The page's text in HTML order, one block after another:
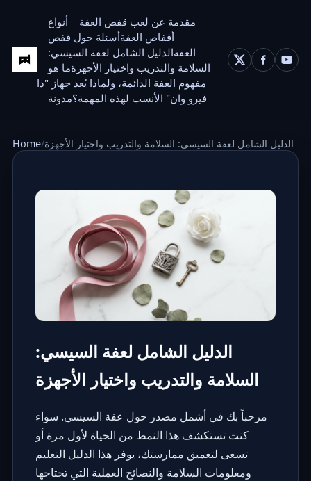
مقدمة عن لعب قفص العفة
أنواع
أقفاص العفةأسئلة حول قفص
العفةالدليل الشامل لعفة السيسي:
السلامة والتدريب واختيار الأجهزةما هو
مفهوم العفة الدائمة، ولماذا يُعد جهاز "ذا
فيرو وان" الأنسب لهذه المهمة؟مدونة
Home الدليل الشامل لعفة السيسي: السلامة والتدريب واختيار الأجهزة
الدليل الشامل لعفة السيسي:
السلامة والتدريب واختيار الأجهزة
مرحباً بك في أشمل مصدر حول عفة السيسي. سواء
كنت تستكشف هذا النمط من الحياة لأول مرة أو
تسعى لتعميق ممارستك، يوفر هذا الدليل التعليم
ومعلومات السلامة والنصائح العملية التي تحتاجها